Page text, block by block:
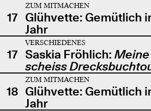
17
ZUM MITMACHEN
Glühvette: Gemütlich
Jahr
17
VERSCHIEDENES
Saskia Fröhlich:
scheiss
18
ZUM MITMACHEN
Glühvette: Gemütlich
Jahr